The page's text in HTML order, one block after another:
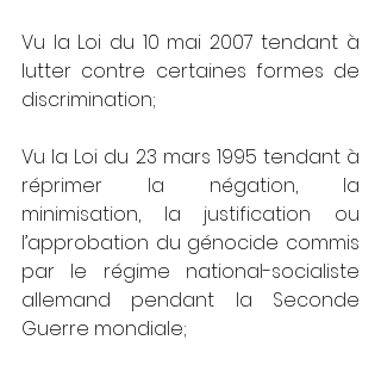
Vu la Loi du 10 mai 2007 tendant à
lutter contre certaines formes de
discrimination;
Vu la Loi du 23 mars 1995 tendant à
réprimer la négation, la
minimisation, la justification ou
l’approbation du génocide commis
par le régime national-socialiste
allemand pendant la Seconde
Guerre mondiale;